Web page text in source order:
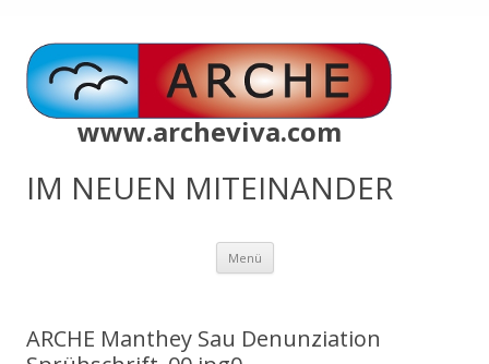
www.archeviva.com
IM NEUEN MITEINANDER
Menü Zum
springen
ARCHE Manthey Sau Denunziation